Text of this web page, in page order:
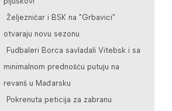
Željezničar i BSK na "Grbavici"
otvaraju novu sezonu
Fudbaleri Borca savladali Vitebsk i sa
minimalnom prednošću putuju na
revanš u Mađarsku
Pokrenuta peticija za zabranu